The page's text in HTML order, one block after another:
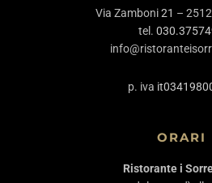
Via Zamboni21 –
tel.
p. iva
ORARI
Ristorante i